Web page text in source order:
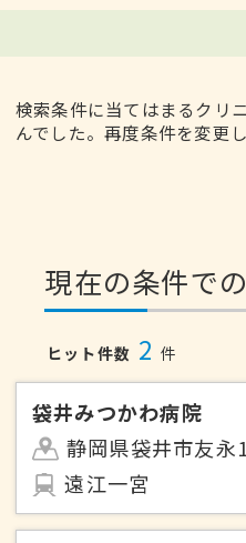
検索条件に当てはまるクリ
んでした。再度条件を変更
現在の条件で
ヒット件数 2 件
袋井みつかわ病院
静岡県袋井市友永
遠江一宮